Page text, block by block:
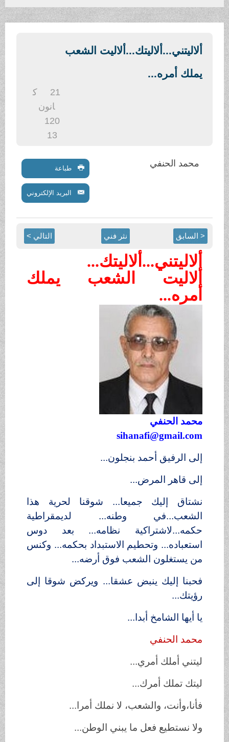
ح
ث
ألاليتني...ألاليتك...ألاليت الشعب
يملك أمره...
انون
120
محمد الحنفي طباعة
البريد الإلكتروني
< السابق نثر فني التالي >
ألاليتني...ألاليتك...
ألاليت الشعب يملك
أمره...
محمد الحنفي
sihanafi@gmail.com
إلى الرفيق أحمد بنجلون...
إلى قاهر المرض...
نشتاق إليك جميعا... شوقنا لحرية هذا
الشعب...في وطنه... لديمقراطية
حكمه...لاشتراكية نظامه... بعد دوس
استعباده... وتحطيم الاستبداد بحكمه... وكنس
من يستغلون الشعب فوق أرضه...
فحبنا إليك ينبض عشقا... ويركض شوقا إلى
رؤيتك...
يا أيها الشامخ أبدا...
محمد الحنفي
ليتني أملك أمري...
ليتك تملك أمرك...
فأنا،وأنت، والشعب، لا نملك أمرا...
ولا نستطيع فعل ما يبني الوطن...